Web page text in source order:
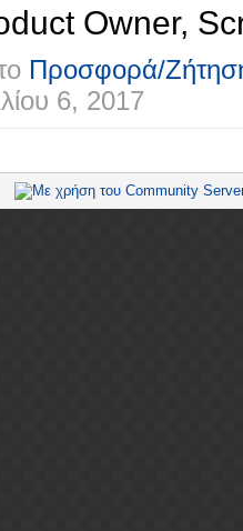
Owner,
Προσφορά/
6, 2017